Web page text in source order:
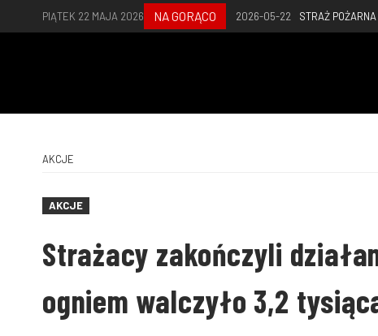
PIĄTEK 22 MAJA 2026 NA GORĄCO 2026-05-22 STRAŻ
AKCJE
AKCJE
Strażacy zakończyli
ogniem walczyło 3,2